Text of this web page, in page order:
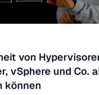
von
vSphere und Co.
können